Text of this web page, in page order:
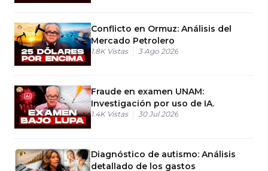
Conflicto en Ormuz: Análisis del
Mercado Petrolero
1.8K Vistas 3 Ago 2026
Fraude en examen UNAM:
Investigación por uso de IA.
1.4K Vistas 30 Jul 2026
Diagnóstico de autismo: Análisis
detallado de los gastos